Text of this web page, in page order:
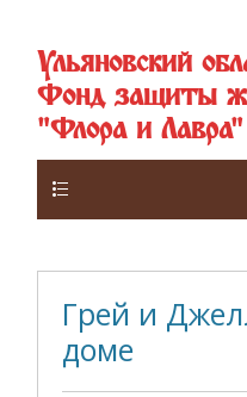
Ульяновский
Фонд защиты
"Флора и Лавра"
Грей и
доме